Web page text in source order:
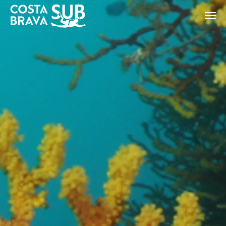
ES CA EN FR
Modify cookies